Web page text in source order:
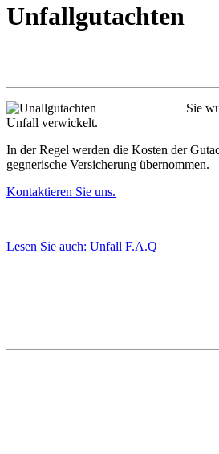
Unfallgutachten
Sie
Unfall verwickelt.
In der Regel werden die Kosten der
gegnerische Versicherung übernommen.
Kontaktieren Sie uns.
Lesen Sie auch: Unfall F.A.Q